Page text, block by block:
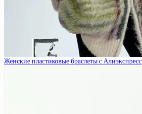
Женские пластиковые браслеты с Алиэкспресс